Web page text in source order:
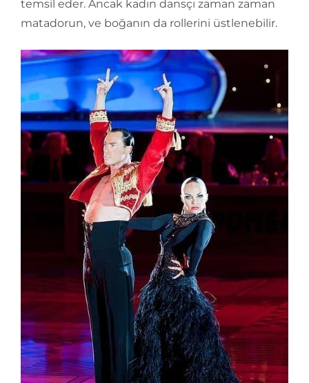
temsil eder. Ancak kadın dansçı zaman zaman
matadorun, ve boğanın da rollerini üstlenebilir.